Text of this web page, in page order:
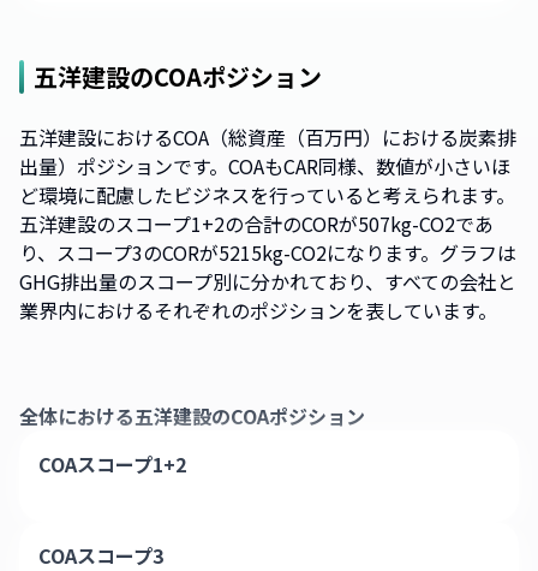
五洋建設のCOAポジション
五洋建設におけるCOA（総資産（百万円）における炭素排
出量）ポジションです。COAもCAR同様、数値が小さいほ
ど環境に配慮したビジネスを行っていると考えられます。
五洋建設のスコープ1+2の合計のCORが507kg-CO2であ
り、スコープ3のCORが5215kg-CO2になります。グラフは
GHG排出量のスコープ別に分かれており、すべての会社と
業界内におけるそれぞれのポジションを表しています。
全体における五洋建設のCOAポジション
COAスコープ1+2
COAスコープ3